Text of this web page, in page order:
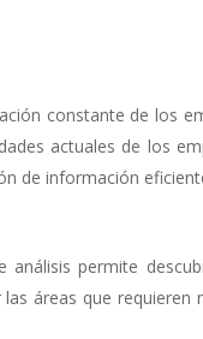
constante de los
actuales de los
de información
permite
áreas que